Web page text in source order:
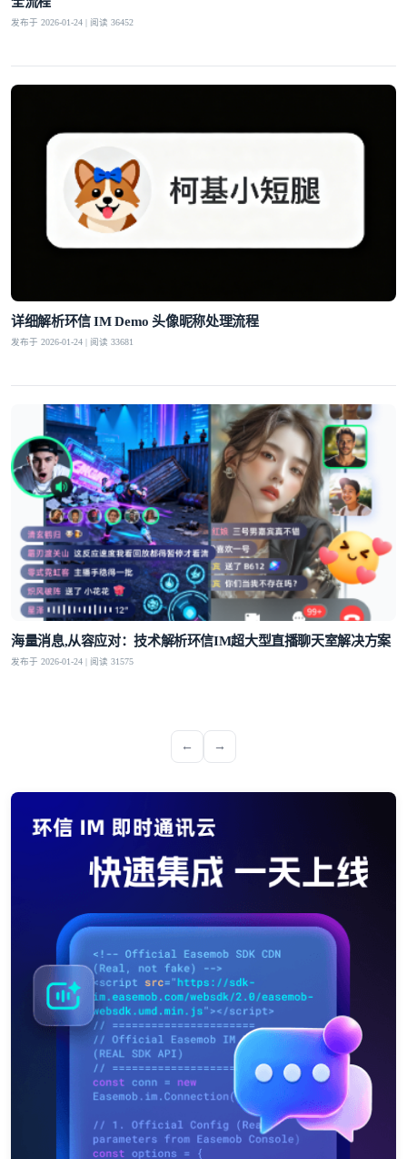
发布于 2026-01-24 | 阅读 36452
详细解析环信 IM Demo 头像昵称处理流程
发布于 2026-01-24 | 阅读 33681
海量消息,从容应对：技术解析环信IM超大型直播聊天室解决方案
发布于 2026-01-24 | 阅读 31575
← →
我已阅读并同意通讯云服务条款和通讯云隐私政策